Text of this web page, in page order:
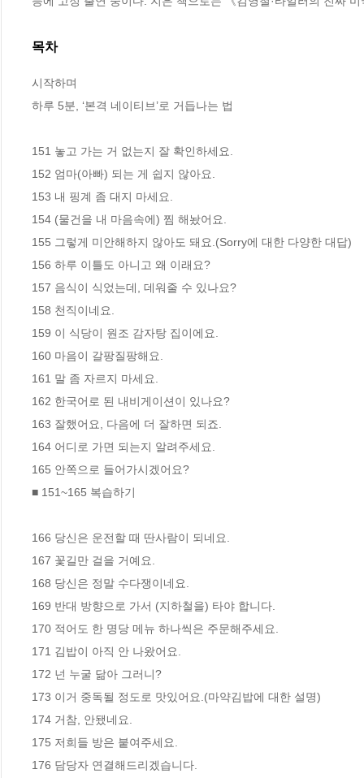
목차
시작하며
하루 5분, ‘본격 네이티브’로 거듭나는 법
151 놓고 가는 거 없는지 잘 확인하세요.
152 엄마(아빠) 되는 게 쉽지 않아요.
153 내 핑계 좀 대지 마세요.
154 (물건을 내 마음속에) 찜 해놨어요.
155 그렇게 미안해하지 않아도 돼요.(Sorry에 대한 다양한 대답)
156 하루 이틀도 아니고 왜 이래요?
157 음식이 식었는데, 데워줄 수 있나요?
158 천직이네요.
159 이 식당이 원조 감자탕 집이에요.
160 마음이 갈팡질팡해요.
161 말 좀 자르지 마세요.
162 한국어로 된 내비게이션이 있나요?
163 잘했어요, 다음에 더 잘하면 되죠.
164 어디로 가면 되는지 알려주세요.
165 안쪽으로 들어가시겠어요?
■ 151~165 복습하기
166 당신은 운전할 때 딴사람이 되네요.
167 꽃길만 걸을 거예요.
168 당신은 정말 수다쟁이네요.
169 반대 방향으로 가서 (지하철을) 타야 합니다.
170 적어도 한 명당 메뉴 하나씩은 주문해주세요.
171 김밥이 아직 안 나왔어요.
172 넌 누굴 닮아 그러니?
173 이거 중독될 정도로 맛있어요.(마약김밥에 대한 설명)
174 거참, 안됐네요.
175 저희들 방은 붙여주세요.
176 담당자 연결해드리겠습니다.